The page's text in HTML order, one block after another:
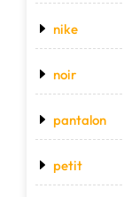
nike
noir
pantalon
petit